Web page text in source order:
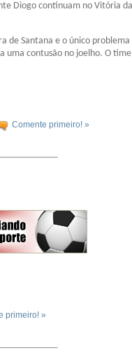
Diogo continuam no Vitória da
de Santana e o único
uma contusão no joelho. O time
Comente primeiro! »
primeiro! »